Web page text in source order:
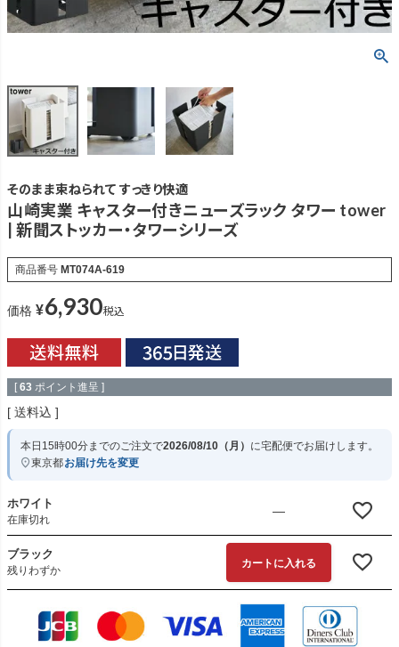
そのまま束ねられて すっきり快適
山崎実業 キャスター付きニューズラック タワー tower
| 新聞ストッカー・タワーシリーズ
商品番号 MT074A-619
価格 ¥6,930税込
[ 63 ポイント進呈 ]
送料込
本日 15時00分までのご注文で2026/08/10（月） に宅配便でお届けします。
東京都お届け先を変更
ホワイト
在庫切れ
—
ブラック
残りわずか
カートに入れる